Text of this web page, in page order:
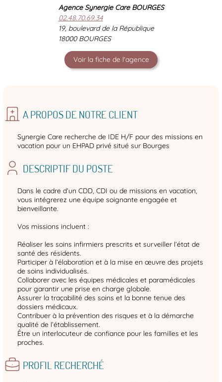
Agence Synergie Care BOURGES
02.48.70.69.34
19, boulevard de la République
18000 BOURGES
Voir la fiche de l'agence
A PROPOS DE NOTRE CLIENT
Synergie Care recherche de IDE H/F pour des missions en
vacation pour un EHPAD privé situé sur Bourges
DESCRIPTIF DU POSTE
Dans le cadre d’un CDD, CDI ou de missions en vacation,
vous intégrerez une équipe soignante engagée et
bienveillante.
Vos missions incluent :
Réaliser les soins infirmiers prescrits et surveiller l’état de
santé des résidents.
Participer à l’élaboration et à la mise en œuvre des projets
de soins individualisés.
Collaborer avec les équipes médicales et paramédicales
pour garantir une prise en charge globale.
Assurer la traçabilité des soins et la bonne tenue des
dossiers médicaux.
Contribuer à la prévention des risques et à la démarche
qualité de l’établissement.
Être un interlocuteur de confiance pour les familles et les
proches.
PROFIL RECHERCHÉ